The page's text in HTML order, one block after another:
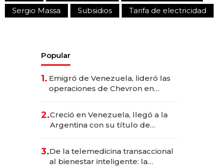
Sergio Massa
Subsidios Tarifa de electricidad
Popular
1. Emigró de Venezuela, lideró las
operaciones de Chevron en
2.Creció en Venezuela, llegó a la
Argentina con su título de
las marcas "fast premium"
3.De la telemedicina transaccional
al bienestar inteligente: la